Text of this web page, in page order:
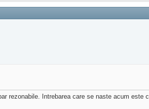
rezonabile. Intrebarea care se naste acum